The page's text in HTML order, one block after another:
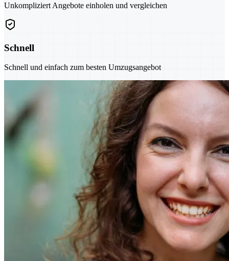
Unkompliziert Angebote einholen und vergleichen
Schnell
Schnell und einfach zum besten Umzugsangebot